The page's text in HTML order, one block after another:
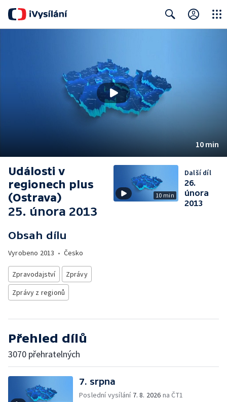
10 min
Události v
regionech plus
(Ostrava)
25. února 2013
Obsah dílu
Vyrobeno 2013 • Česko
Zpravodajství
Zprávy
Zprávy z regionů
10 min
Další díl
26.
února
2013
Přehled dílů
3070 přehratelných
7. srpna
Poslední vysílání 7. 8. 2026 na ČT1